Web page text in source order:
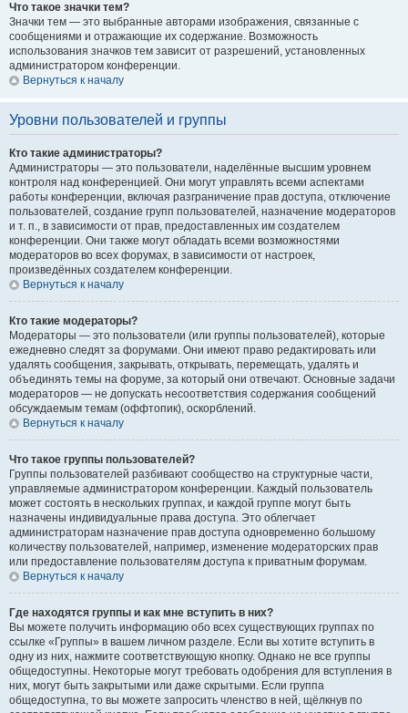
Что такое значки тем?
Значки тем — это выбранные авторами изображения, связанные с
сообщениями и отражающие их содержание. Возможность
использования значков тем зависит от разрешений, установленных
администратором конференции.
Вернуться к началу
Уровни пользователей и группы
Кто такие администраторы?
Администраторы — это пользователи, наделённые высшим уровнем
контроля над конференцией. Они могут управлять всеми аспектами
работы конференции, включая разграничение прав доступа, отключение
пользователей, создание групп пользователей, назначение модераторов
и т. п., в зависимости от прав, предоставленных им создателем
конференции. Они также могут обладать всеми возможностями
модераторов во всех форумах, в зависимости от настроек,
произведённых создателем конференции.
Вернуться к началу
Кто такие модераторы?
Модераторы — это пользователи (или группы пользователей), которые
ежедневно следят за форумами. Они имеют право редактировать или
удалять сообщения, закрывать, открывать, перемещать, удалять и
объединять темы на форуме, за который они отвечают. Основные задачи
модераторов — не допускать несоответствия содержания сообщений
обсуждаемым темам (оффтопик), оскорблений.
Вернуться к началу
Что такое группы пользователей?
Группы пользователей разбивают сообщество на структурные части,
управляемые администратором конференции. Каждый пользователь
может состоять в нескольких группах, и каждой группе могут быть
назначены индивидуальные права доступа. Это облегчает
администраторам назначение прав доступа одновременно большому
количеству пользователей, например, изменение модераторских прав
или предоставление пользователям доступа к приватным форумам.
Вернуться к началу
Где находятся группы и как мне вступить в них?
Вы можете получить информацию обо всех существующих группах по
ссылке «Группы» в вашем личном разделе. Если вы хотите вступить в
одну из них, нажмите соответствующую кнопку. Однако не все группы
общедоступны. Некоторые могут требовать одобрения для вступления в
них, могут быть закрытыми или даже скрытыми. Если группа
общедоступна, то вы можете запросить членство в ней, щёлкнув по